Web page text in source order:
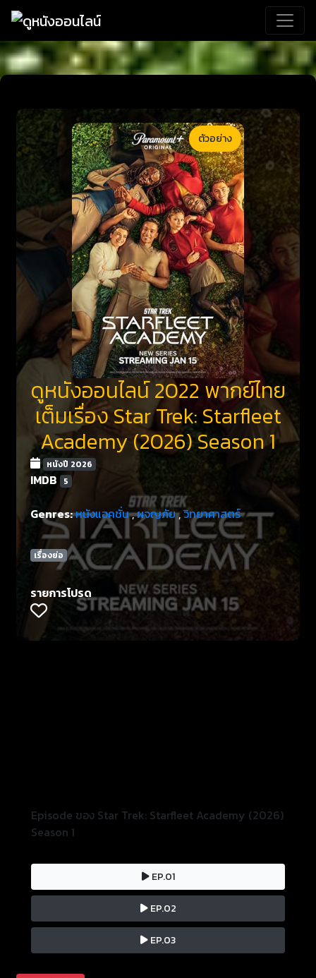
ตัวอย่าง
ดูหนังออนไลน์ 2022 พากย์ไทย
เต็มเรื่อง Star Trek: Starfleet
Academy (2026) Season 1
หนังปี 2026
IMDB 5
Genres:หนังแอคชั่น,ผจญภัย,วิทยาศาสตร์
เรื่องย่อ
รายการโปรด
Episode ของ Star Trek: Starfleet Academy (2026)
Season 1
EP.01
EP.02
EP.03